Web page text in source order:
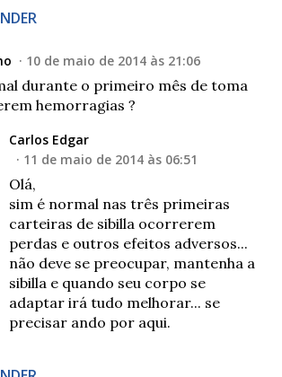
10 de maio de 2014 às 21:06
durante o primeiro mês de toma
hemorragias ?
Carlos Edgar
11 de maio de 2014 às 06:51
Olá,
sim é normal nas três primeiras
carteiras de sibilla ocorrerem
perdas e outros efeitos adversos...
não deve se preocupar, mantenha a
sibilla e quando seu corpo se
adaptar irá tudo melhorar... se
precisar ando por aqui.